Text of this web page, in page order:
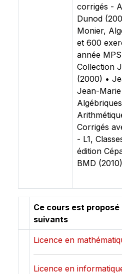
corrigés -
Dunod
Monier,
et 600
année
Collection
(2000) •
Jean-
Corrigés
- L1,
édition
BMD (2010)
Ce cours est proposé
suivants
Licence en
Licence en